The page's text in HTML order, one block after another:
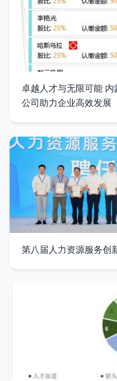
卓越人才与无限可能
公司助力企业高效发展
第八届人力资源服务创